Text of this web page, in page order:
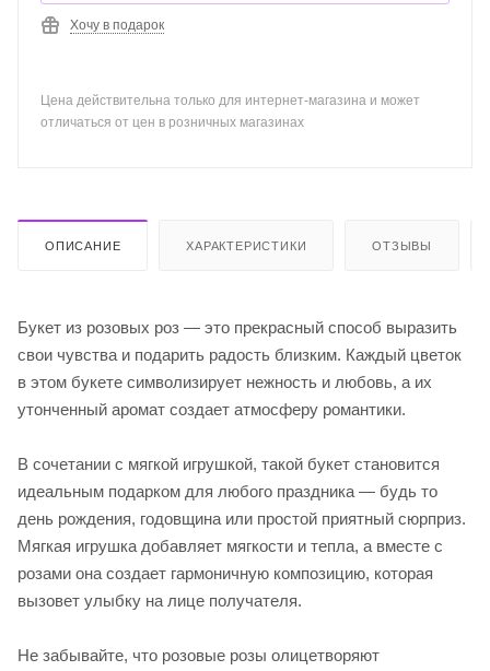
Хочу в подарок
Цена действительна только для интернет-магазина и может
отличаться от цен в розничных магазинах
ОПИСАНИЕ ХАРАКТЕРИСТИКИ ОТЗЫВЫ
Букет из розовых роз — это прекрасный способ выразить
свои чувства и подарить радость близким. Каждый цветок
в этом букете символизирует нежность и любовь, а их
утонченный аромат создает атмосферу романтики.
В сочетании с мягкой игрушкой, такой букет становится
идеальным подарком для любого праздника — будь то
день рождения, годовщина или простой приятный сюрприз.
Мягкая игрушка добавляет мягкости и тепла, а вместе с
розами она создает гармоничную композицию, которая
вызовет улыбку на лице получателя.
Не забывайте, что розовые розы олицетворяют